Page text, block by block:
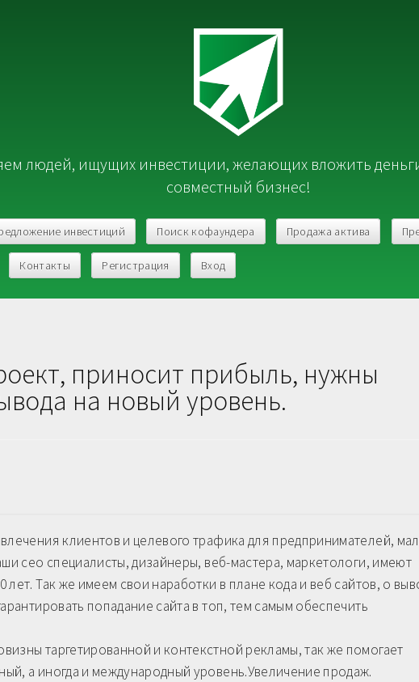
людей, ищущих инвестиции, желающих вложить
совместный бизнес!
инвестиций Поиск кофаундера Продажа актива
Контакты Регистрация Вход
приносит прибыль, нужны
на новый уровень.
клиентов и целевого трафика для предпринимателей,
сео специалисты, дизайнеры, веб-мастера, маркетологи, имеют
Так же имеем свои наработки в плане кода и веб сайтов, о
попадание сайта в топ, тем самым обеспечить
таргетированной и контекстной рекламы, так же помогает
а иногда и международный уровень.Увеличение продаж.